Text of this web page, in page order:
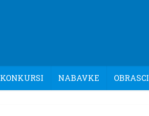
KONKURSI NABAVKE OBRASCI